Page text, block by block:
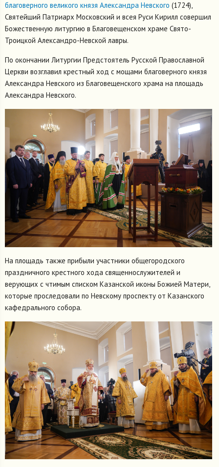
благоверного великого князя Александра Невского (1724),
Святейший Патриарх Московский и всея Руси Кирилл совершил
Божественную литургию в Благовещенском храме Свято-
Троицкой Александро-Невской лавры.
По окончании Литургии Предстоятель Русской Православной
Церкви возглавил крестный ход c мощами благоверного князя
Александра Невского из Благовещенского храма на площадь
Александра Невского.
На площадь также прибыли участники общегородского
праздничного крестного хода священнослужителей и
верующих с чтимым списком Казанской иконы Божией Матери,
которые проследовали по Невскому проспекту от Казанского
кафедрального собора.